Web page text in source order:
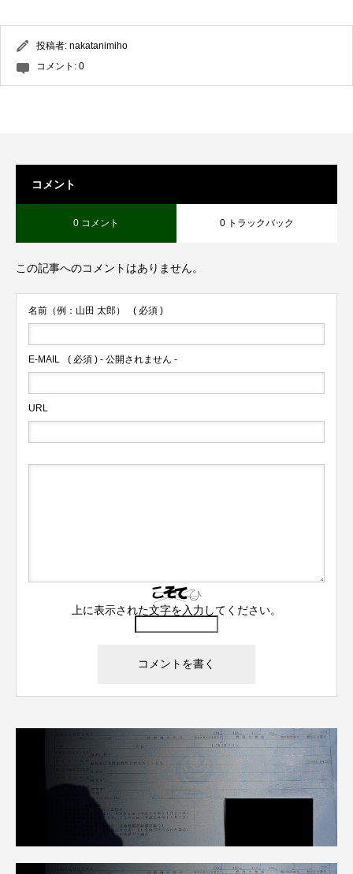
投稿者: nakatanimiho
コメント: 0
コメント
0 コメント 0 トラックバック
この記事へのコメントはありません。
名前（例：山田 太郎） ( 必須 )
E-MAIL ( 必須 ) - 公開されません -
URL
上に表示された文字を入力してください。